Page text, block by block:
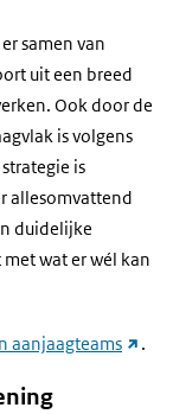
samen van
uit een breed
Ook door de
is volgens
is
allesomvattend
duidelijke
wat er wél kan
aanjaagteams(link.